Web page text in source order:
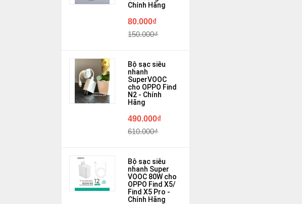
Chính Hãng
80.000₫
150.000₫
Bộ sạc siêu
nhanh
SuperVOOC
cho OPPO Find
N2 - Chính
Hãng
490.000₫
610.000₫
Bộ sạc siêu
nhanh Super
VOOC 80W cho
OPPO Find X5/
Find X5 Pro -
Chính Hãng